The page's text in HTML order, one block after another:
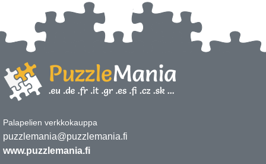
Palapelien verkkokauppa
puzzlemania@puzzlemania.fi
www.puzzlemania.fi